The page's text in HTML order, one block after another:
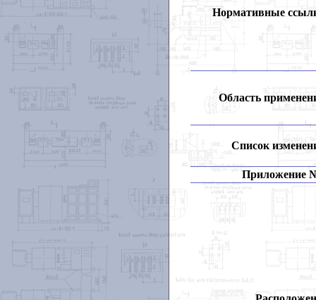
Нормативные
Область
Список
Приложение